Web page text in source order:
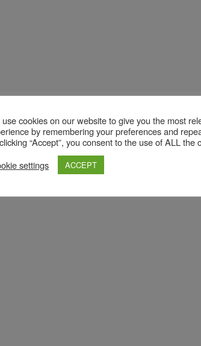
cookies on our website to give you the most
by remembering your preferences and
“Accept”, you consent to the use of ALL the
settings
ACCEPT